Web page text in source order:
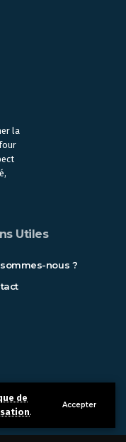
de
.
Accepter
la
Utiles
nous ?